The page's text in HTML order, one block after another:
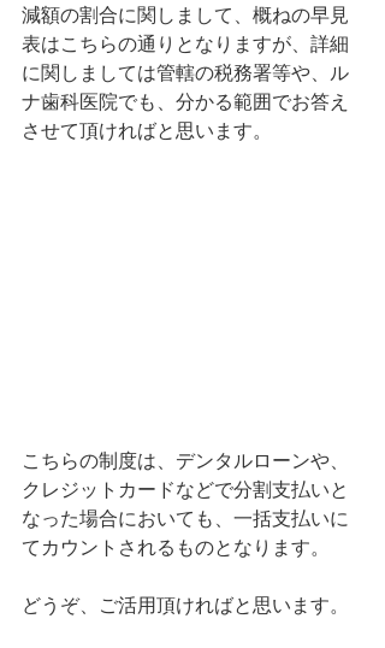
減額の割合に関しまして、概ねの早見
表はこちらの通りとなりますが、詳細
に関しましては管轄の税務署等や、ル
ナ歯科医院でも、分かる範囲でお答え
させて頂ければと思います。
こちらの制度は、デンタルローンや、
クレジットカードなどで分割支払いと
なった場合においても、一括支払いに
てカウントされるものとなります。
どうぞ、ご活用頂ければと思います。